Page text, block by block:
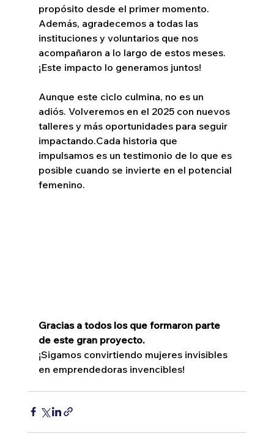
propósito desde el primer momento.
Además, agradecemos a todas las
instituciones y voluntarios que nos
acompañaron a lo largo de estos meses.
¡Este impacto lo generamos juntos!
Aunque este ciclo culmina, no es un
adiós. Volveremos en el 2025 con nuevos
talleres y más oportunidades para seguir
impactando.Cada historia que
impulsamos es un testimonio de lo que es
posible cuando se invierte en el potencial
femenino.
Gracias a todos los que formaron parte
de este gran proyecto.
¡Sigamos convirtiendo mujeres invisibles
en emprendedoras invencibles!